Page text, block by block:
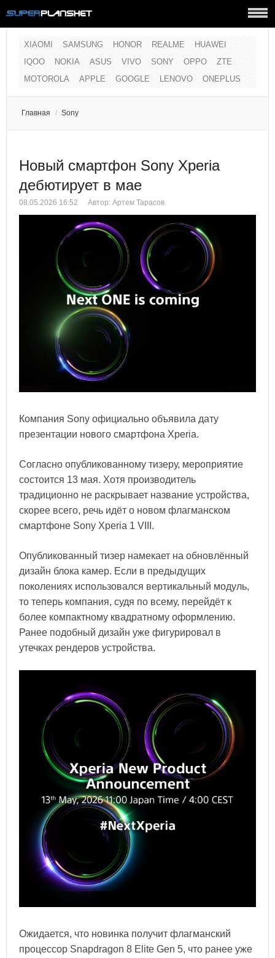
XIAOMI SAMSUNG HONOR REALME
HUAWEI
IQOO
NOKIA ASUS VIVO SONY OPPO
ZTE
MOTOROLA
APPLE GOOGLE LENOVO ONEPLUS
Главная / Sony
Новый смартфон Sony Xperia
дебютирует в мае
08.05.2026 16:52 Автор: Артем Тарасов
Компания Sony официально объявила дату
презентации нового смартфона Xperia.
Согласно опубликованному тизеру, мероприятие
состоится 13 мая. Хотя производитель
традиционно не раскрывает название устройства,
скорее всего, речь идёт о новом флагманском
смартфоне Sony Xperia 1 VIII.
Опубликованный тизер намекает на обновлённый
дизайн блока камер. Если в предыдущих
поколениях использовался вертикальный модуль,
то теперь компания, судя по всему, перейдёт к
более компактному квадратному оформлению.
Ранее подобный дизайн уже фигурировал в
утечках рендеров устройства.
Ожидается, что новинка получит флагманский
процессор Snapdragon 8 Elite Gen 5, что ранее уже